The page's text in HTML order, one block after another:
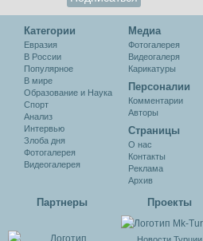
Категории
Евразия
В России
Популярное
В мире
Образование и Наука
Спорт
Анализ
Интервью
Злоба дня
Фотогалерея
Видеогалерея
Медиа
Фотогалерея
Видеогалеря
Карикатуры
Персоналии
Комментарии
Авторы
Cтраницы
О нас
Контакты
Реклама
Архив
Партнеры Проекты